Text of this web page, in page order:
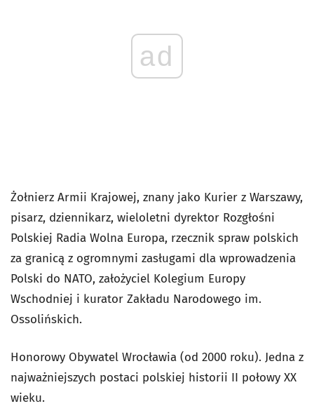
ad
Żołnierz Armii Krajowej, znany jako Kurier z Warszawy,
pisarz, dziennikarz, wieloletni dyrektor Rozgłośni
Polskiej Radia Wolna Europa, rzecznik spraw polskich
za granicą z ogromnymi zasługami dla wprowadzenia
Polski do NATO, założyciel Kolegium Europy
Wschodniej i kurator Zakładu Narodowego im.
Ossolińskich.
Honorowy Obywatel Wrocławia (od 2000 roku). Jedna z
najważniejszych postaci polskiej historii II połowy XX
wieku.